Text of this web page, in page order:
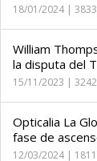
18/01/2024 |
William
la disputa del
15/11/2023 |
Opticalia La
fase de
12/03/2024 |